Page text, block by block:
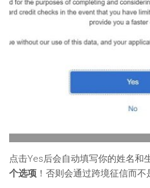
点击Yes后会自动填写你的姓名和
个选项 ！否则会通过跨境征信而不